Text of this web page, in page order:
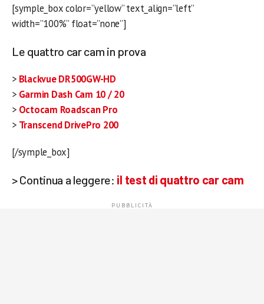
[symple_box color=”yellow” text_align=”left”
width=”100%” float=”none”]
Le quattro car cam in prova
> Blackvue DR500GW-HD
> Garmin Dash Cam 10 / 20
> Octocam Roadscan Pro
> Transcend DrivePro 200
[/symple_box]
> Continua a leggere: il test di quattro car cam